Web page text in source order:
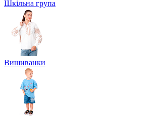
Шкільна група
Вишиванки